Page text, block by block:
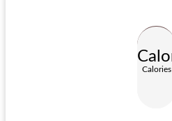
Calories